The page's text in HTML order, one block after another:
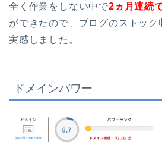
全く作業をしない中で2ヵ月連続
ができたので、ブログのストック
実感しました。
ドメインパワー